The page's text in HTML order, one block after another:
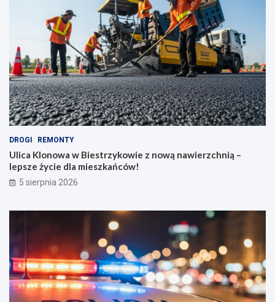
DROGI REMONTY
Ulica Klonowa w Biestrzykowie z nową nawierzchnią –
lepsze życie dla mieszkańców!
5 sierpnia 2026